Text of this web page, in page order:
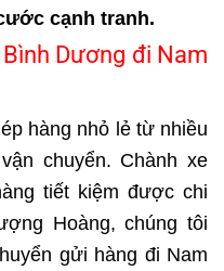
cạnh tranh.
Dương đi Nam
hàng nhỏ lẻ từ nhiều
chuyển. Chành xe
tiết kiệm được chi
Hoàng, chúng tôi
gửi hàng đi Nam